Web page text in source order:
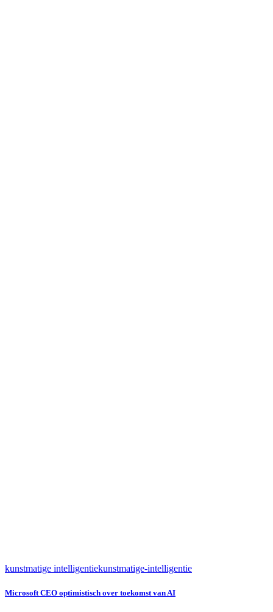
kunstmatige intelligentiekunstmatige-intelligentie
Microsoft CEO optimistisch over toekomst van AI